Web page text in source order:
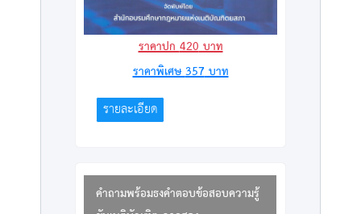
ราคาปก420บาท
ราคาพิเศษ357บาท
รายละเอียด
คำถามพร้อมธงคำตอบข้อสอบความรู้